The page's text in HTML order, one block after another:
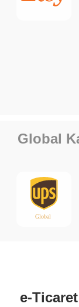
Global
e-